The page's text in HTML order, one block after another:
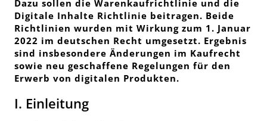
Dazu sollen die Warenkaufrichtlinie und die
Digitale Inhalte Richtlinie beitragen. Beide
Richtlinien wurden mit Wirkung zum 1. Januar
2022 im deutschen Recht umgesetzt. Ergebnis
sind insbesondere Änderungen im Kaufrecht
sowie neu geschaffene Regelungen für den
Erwerb von digitalen Produkten.
I. Einleitung